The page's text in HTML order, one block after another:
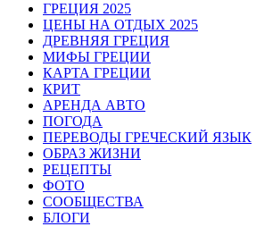
ГРЕЦИЯ 2025
ЦЕНЫ НА ОТДЫХ 2025
ДРЕВНЯЯ ГРЕЦИЯ
МИФЫ ГРЕЦИИ
КАРТА ГРЕЦИИ
КРИТ
АРЕНДА АВТО
ПОГОДА
ПЕРЕВОДЫ ГРЕЧЕСКИЙ ЯЗЫК
ОБРАЗ ЖИЗНИ
РЕЦЕПТЫ
ФОТО
СООБЩЕСТВА
БЛОГИ